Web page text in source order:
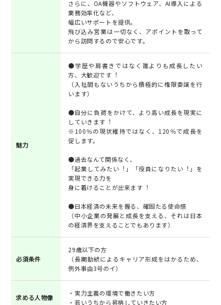
さらに、OA機器やソフトウェア、AI導入による
業務効率化など、
幅広いサポートを提供。
飛び込み営業は一切なく、アポイントを取って
から訪問するので安心です。
魅力
●学歴や肩書きではなく誰よりも成⻑したい
⽅、⼤歓迎です︕
（⼊社間もないうちから積極的に権限委譲を⾏
います）
●⾃分に負荷をかけて、より⾼い成⻑を現実に
していきます︕
※100％の現状維持ではなく、120％で成⻑を
促します。
●過去なんて関係なく、
「起業してみたい︕」「役員になりたい︕」を
実現できる⼒を
⾝に着けることが出来ます︕
●⽇本経済の未来を握る、確固たる使命感
（中⼩企業の発展と成⻑を⽀える、それは⽇本
の経済界を⽀えることでもあります）
必須条件
29歳以下の方
（長期勤続によるキャリア形成をはかるため、
例外事由3号のイ）
求める人物像
・実力主義の環境で働きたい方
・若いうちから昇格していきたい方